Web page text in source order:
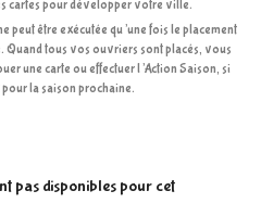
cartes pour développer votre ville.
peut être exécutée qu’une fois le placement
Quand tous vos ouvriers sont placés, vous
une carte ou effectuer l’Action Saison, si
la saison prochaine.
pas disponibles pour cet